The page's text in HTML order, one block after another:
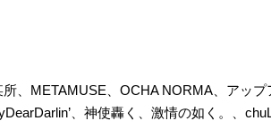
、METAMUSE、OCHA NORMA、アッ
、神使轟く、激情の如く。、